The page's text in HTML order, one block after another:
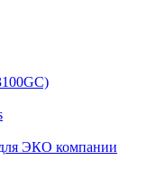
ЭКО компании